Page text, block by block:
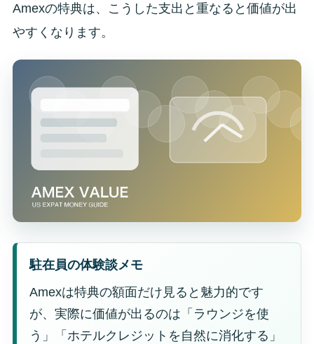
Amexの特典は、こうした支出と重なると価値が出
やすくなります。
駐在員の体験談メモ
Amexは特典の額面だけ見ると魅力的です
が、実際に価値が出るのは「ラウンジを使
う」「ホテルクレジットを自然に消化する」